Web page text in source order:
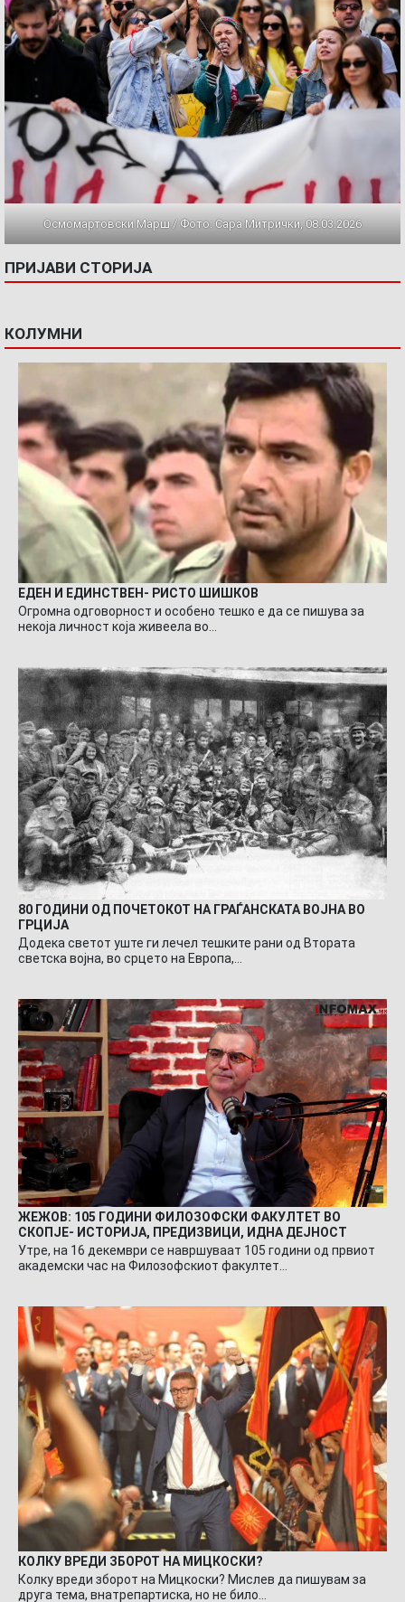
Осмомартовски Марш / Фото: Сара Митрички, 08.03.2026
ПРИЈАВИ СТОРИЈА
КОЛУМНИ
ЕДЕН И ЕДИНСТВЕН- РИСТО ШИШКОВ
Огромна одговорност и особено тешко е да се пишува за
некоја личност која живеела во…
80 ГОДИНИ ОД ПОЧЕТОКОТ НА ГРАЃАНСКАТА ВОЈНА ВО
ГРЦИЈА
Додека светот уште ги лечел тешките рани од Втората
светска војна, во срцето на Европа,…
ЖЕЖОВ: 105 ГОДИНИ ФИЛОЗОФСКИ ФАКУЛТЕТ ВО
СКОПЈЕ- ИСТОРИЈА, ПРЕДИЗВИЦИ, ИДНА ДЕЈНОСТ
Утре, на 16 декември се навршуваат 105 години од првиот
академски час на Филозофскиот факултет…
КОЛКУ ВРЕДИ ЗБОРОТ НА МИЦКОСКИ?
Колку вреди зборот на Мицкоски? Мислев да пишувам за
друга тема, внатрепартиска, но не било…